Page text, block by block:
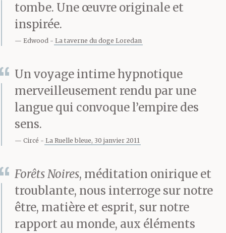
qui croyait à tout sauf
en Dieu. C’était bien la
cireuse, costumée et
cravatée pour ne pas
effrayer les vivants.
Une horrible imposture
jour-là, je ne sais
comment me vint cette
idée absurde, peut-être
tombe. Une œuvre originale et
inspirée.
Edwood La taverne du doge Loredan
Un voyage intime hypnotique
merveilleusement rendu par une
langue qui convoque l’empire des
sens.
Circé La Ruelle bleue, 30 janvier 2011
Forêts Noires, méditation onirique et
troublante, nous interroge sur notre
être, matière et esprit, sur notre
rapport au monde, aux éléments